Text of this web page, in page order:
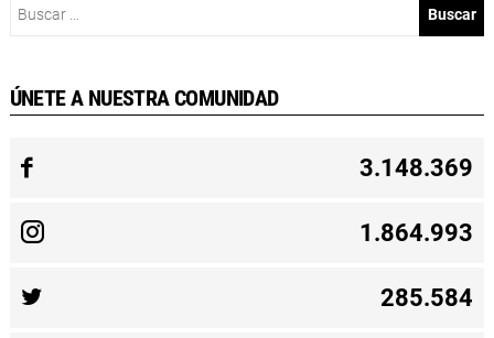
ÚNETE A NUESTRA COMUNIDAD
3.148.369
1.864.993
285.584